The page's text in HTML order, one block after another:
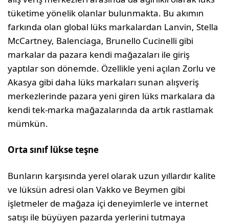
tüketime yönelik olanlar bulunmakta. Bu akımın
farkında olan global lüks markalardan Lanvin, Stella
McCartney, Balenciaga, Brunello Cucinelli gibi
markalar da pazara kendi mağazaları ile giriş
yaptılar son dönemde. Özellikle yeni açılan Zorlu ve
Akasya gibi daha lüks markaları sunan alışveriş
merkezlerinde pazara yeni giren lüks markalara da
kendi tek-marka mağazalarında da artık rastlamak
mümkün.
Orta sınıf lükse teşne
Bunların karşısında yerel olarak uzun yıllardır kalite
ve lüksün adresi olan Vakko ve Beymen gibi
işletmeler de mağaza içi deneyimlerle ve internet
satışı ile büyüyen pazarda yerlerini tutmaya